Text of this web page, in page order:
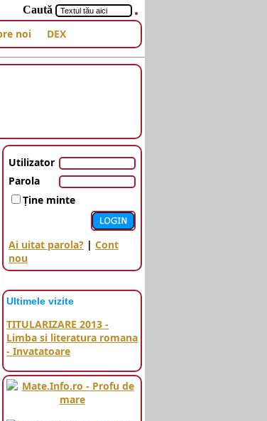
Caută
noi DEX
Utilizator
Parola
Ţine minte
Ai uitat parola? | Cont
nou
Ultimele vizite
TITULARIZARE 2013 -
Limba si literatura romana
- Invatatoare